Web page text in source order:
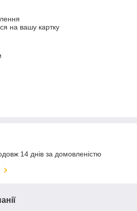
на вашу картку
14 днів за домовленістю